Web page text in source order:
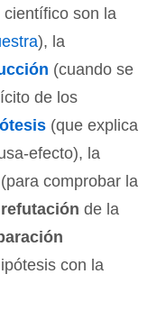
son la
), la
(cuando se
de los
(que explica
efecto), la
(para comprobar la
de la
con la